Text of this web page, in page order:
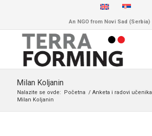
An NGO from Novi Sad (Serbia)
Milan Koljanin
Nalazite se ovde: Početna / Anketa i radovi učenika
Milan Koljanin